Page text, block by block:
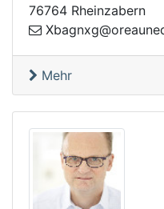
76764 Rheinzabern
ro@gxngabX
Mehr